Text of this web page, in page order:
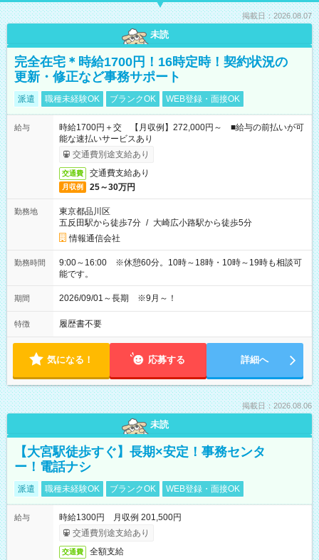
掲載日：2026.08.07
未読
完全在宅＊時給1700円！16時定時！契約状況の
更新・修正など事務サポート
派遣 職種未経験OK ブランクOK WEB登録・面接OK
給与
時給1700円＋交 【月収例】272,000円～ ■給与の前払いが可
能な速払いサービスあり
交通費別途支給あり
交通費 交通費支給あり
月収例 25～30万円
勤務地
東京都品川区
五反田駅から徒歩7分 / 大崎広小路駅から徒歩5分
情報通信会社
勤務時間
9:00～16:00 ※休憩60分。10時～18時・10時～19時も相談可
能です。
期間 2026/09/01～長期 ※9月～！
特徴 履歴書不要
気になる！ 応募する 詳細へ
掲載日：2026.08.06
未読
【大宮駅徒歩すぐ】長期×安定！事務センタ
ー！電話ナシ
派遣 職種未経験OK ブランクOK WEB登録・面接OK
給与
時給1300円 月収例 201,500円
交通費別途支給あり
交通費 全額支給